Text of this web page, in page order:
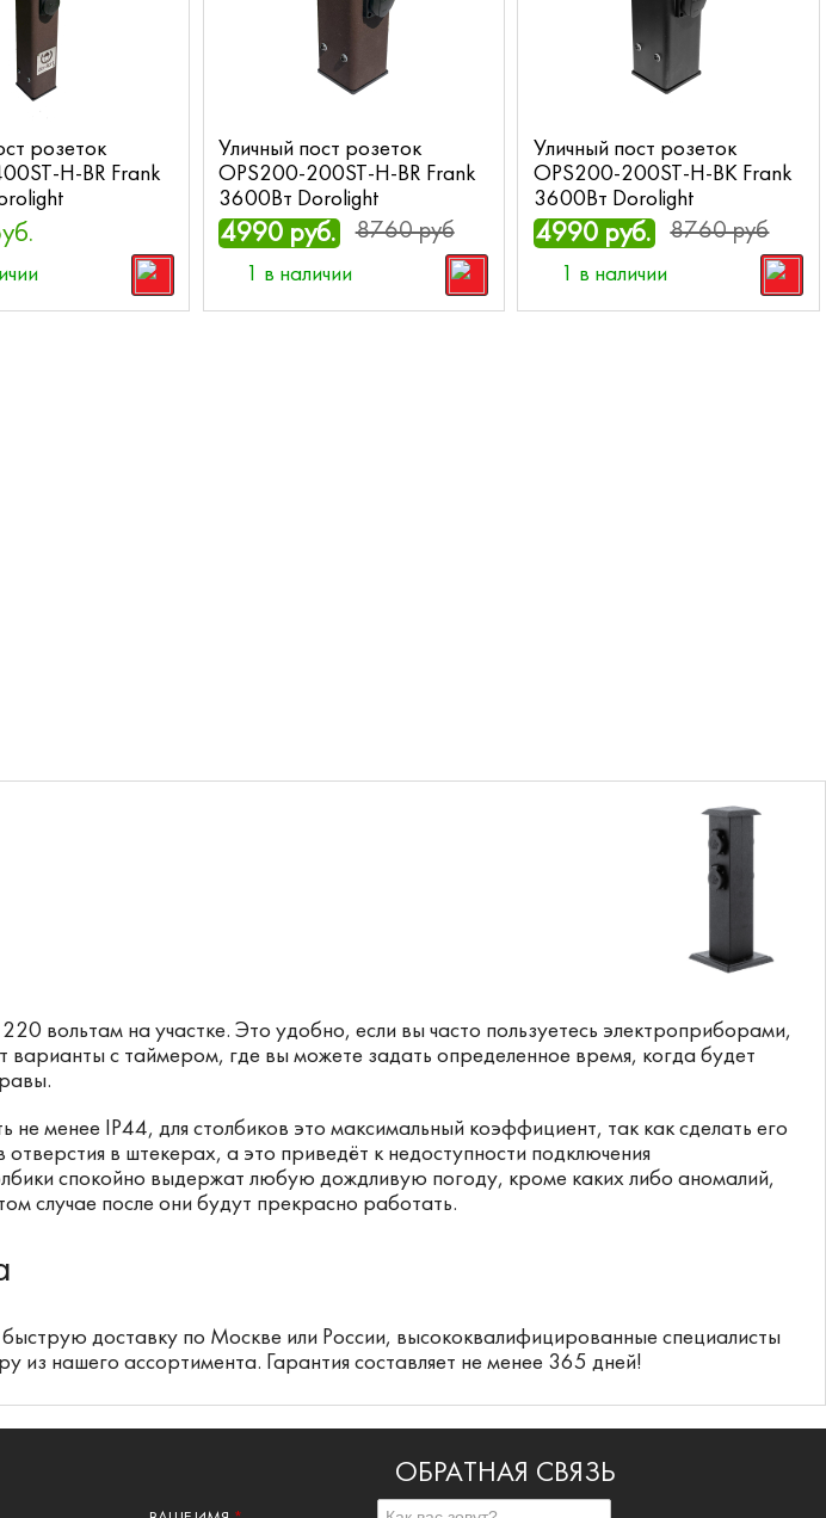
розеток
H-BR Frank
Уличный пост розеток
OPS200-200ST-H-BR Frank
3600Вт Dorolight
4990 руб. 8760 руб
1 в наличии
Уличный пост розеток
OPS200-200ST-H-BK Frank
3600Вт Dorolight
4990 руб. 8760 руб
1 в наличии
вольтам на участке. Это удобно, если вы часто пользуетесь электроприборами,
с таймером, где вы можете задать определенное время, когда будет
не менее IP44, для столбиков это максимальный коэффициент, так как сделать его
в штекерах, а это приведёт к недоступности подключения
спокойно выдержат любую дождливую погоду, кроме каких либо аномалий,
случае после они будут прекрасно работать.
быструю доставку по Москве или России, высококвалифицированные специалисты
из нашего ассортимента. Гарантия составляет не менее 365 дней!
ОБРАТНАЯ СВЯЗЬ